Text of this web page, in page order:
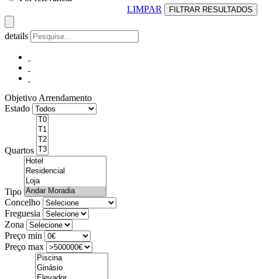
LIMPAR
details
Objetivo Arrendamento
Estado
Quartos
Tipo
Concelho
Freguesia
Zona
Preço min
Preço max